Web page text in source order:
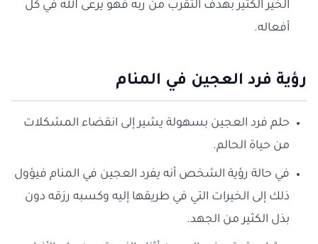
الخير الكثير بهدف التقرب من ربه فهو يرعى الله في كل
أفعاله.
رؤية فرد العجين في المنام
حلم فرد العجين بسهولة يشير إلى انقضاء المشكلات
من حياة الحالم.
في حالة رؤية الشخص أنه يفرد العجين في المنام فيؤول
ذلك إلى الخيرات التي في طريقها إليه وكسبه رزقه دون
بذل الكثير من الجهد.